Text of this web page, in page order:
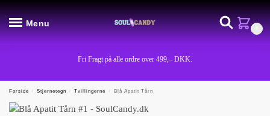
Menu
Fri Fragt på alle ordre over 499,– DKK.
Forside / Stjernetegn / Tvillingerne / Blå Apatit Tårn